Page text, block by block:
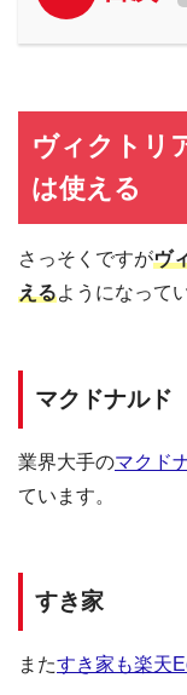
ヴィクトリ
は使える
さっそくですがヴ
えるようになって
マクドナルド
業界大手のマクド
ています。
すき家
またすき家も楽天